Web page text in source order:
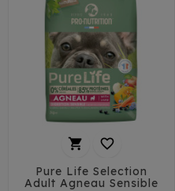
 
Pure Life Selection
Adult Agneau Sensible